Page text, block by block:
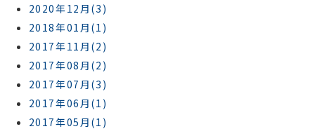
2020年12月(3)
2018年01月(1)
2017年11月(2)
2017年08月(2)
2017年07月(3)
2017年06月(1)
2017年05月(1)